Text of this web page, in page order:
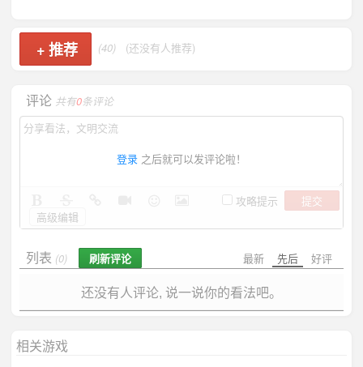
+推荐 (40) (还没有人推荐)
评论 共有0条评论
登录 之后就可以发评论啦！
攻略提示
提交
高级编辑
最新 先后 好评
列表 (0) 刷新评论
还没有人评论, 说一说你的看法吧。
相关游戏